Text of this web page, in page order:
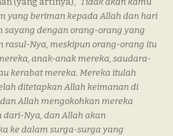
yang beriman kepada Allah dan hari
sayang dengan orang-orang yang
rasul-Nya, meskipun orang-orang itu
anak-anak mereka, saudara-
kerabat mereka. Mereka itulah
ditetapkan Allah keimanan di
Allah mengokohkan mereka
dari-Nya, dan Allah akan
ke dalam surga-surga yang